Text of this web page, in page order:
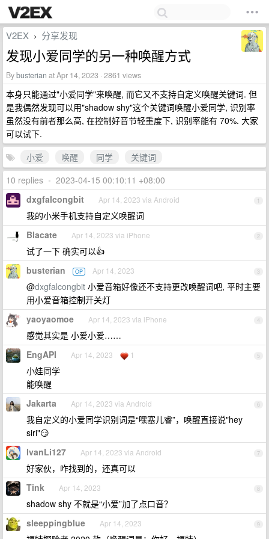
V2EX › 分享发现
发现小爱同学的另一种唤醒方式
Bybusterian at Apr 14, 2023 · 2861 views
本身只能通过"小爱同学"来唤醒, 而它又不支持自定义唤醒关键词. 但
是我偶然发现可以用"shadow shy"这个关键词唤醒小爱同学, 识别率
虽然没有前者那么高, 在控制好音节轻重度下, 识别率能有 70%. 大家
可以试下.
小爱
唤醒 同学
关键词
10 replies • 2023-04-15 00:10:11 +08:00
1
dxgfalcongbit Apr 14, 2023 via Android
我的小米手机支持自定义唤醒词
2
Blacate Apr 14, 2023 via iPhone
试了一下 确实可以👍
3
busterian OP Apr 14, 2023
@dxgfalcongbit 小爱音箱好像还不支持更改唤醒词吧, 平时主要
用小爱音箱控制开关灯
4
yaoyaomoe Apr 14, 2023 via iPhone
感觉其实是 小爱小爱……
5
EngAPI Apr 14, 2023 1
小娃同学
能唤醒
6
Jakarta Apr 14, 2023 via Android
我自定义的小爱同学识别词是“嘿塞儿睿”，唤醒直接说"hey
siri"😏
7
IvanLi127 Apr 14, 2023 via Android
好家伙，咋找到的，还真可以
8
Tink Apr 14, 2023
shadow shy 不就是“小爱”加了点口音？
9
sleeppingblue Apr 14, 2023